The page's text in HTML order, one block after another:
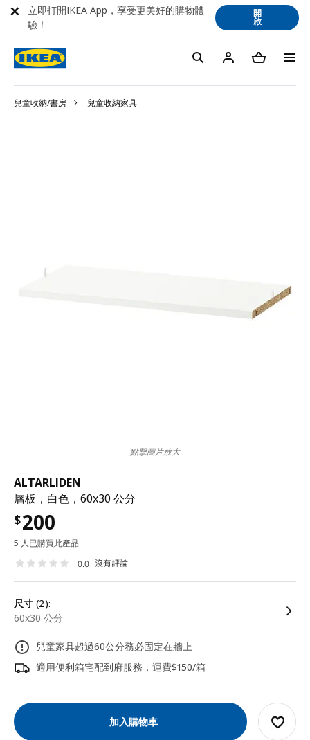
兒童收納/書房 兒童收納家具
ALTARLIDEN
層板，白色，60x30 公分
$200
5 人已購買此產品
0.0 沒有評論
尺寸 (2):
60x30 公分
兒童家具超過60公分務必固定在牆上
適用便利箱宅配到府服務，運費$150/箱
加入購物車
點擊圖片放大
立即打開IKEA App，享受更美好的購物體
驗！
開
啟